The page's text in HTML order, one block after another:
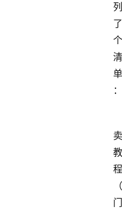
列
了
个
清
单
：
卖
教
程
（
门